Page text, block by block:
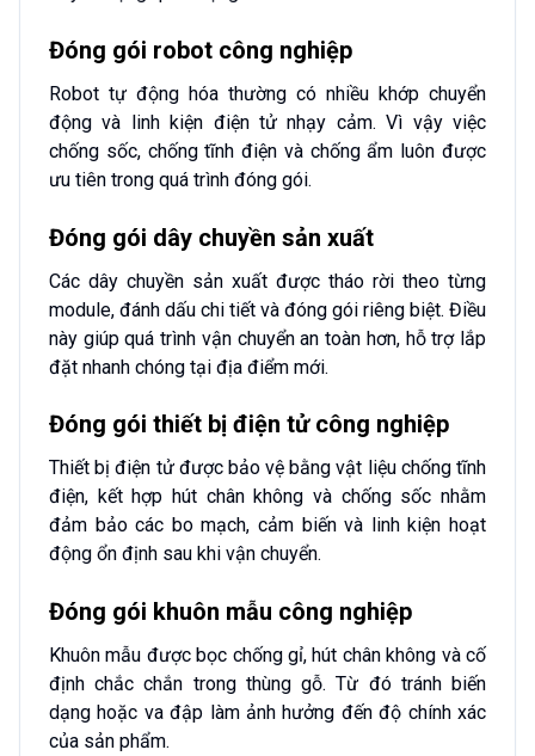
Đóng gói robot công nghiệp
Robot tự động hóa thường có nhiều khớp chuyển
động và linh kiện điện tử nhạy cảm. Vì vậy việc
chống sốc, chống tĩnh điện và chống ẩm luôn được
ưu tiên trong quá trình đóng gói.
Đóng gói dây chuyền sản xuất
Các dây chuyền sản xuất được tháo rời theo từng
module, đánh dấu chi tiết và đóng gói riêng biệt. Điều
này giúp quá trình vận chuyển an toàn hơn, hỗ trợ lắp
đặt nhanh chóng tại địa điểm mới.
Đóng gói thiết bị điện tử công nghiệp
Thiết bị điện tử được bảo vệ bằng vật liệu chống tĩnh
điện, kết hợp hút chân không và chống sốc nhằm
đảm bảo các bo mạch, cảm biến và linh kiện hoạt
động ổn định sau khi vận chuyển.
Đóng gói khuôn mẫu công nghiệp
Khuôn mẫu được bọc chống gỉ, hút chân không và cố
định chắc chắn trong thùng gỗ. Từ đó tránh biến
dạng hoặc va đập làm ảnh hưởng đến độ chính xác
của sản phẩm.